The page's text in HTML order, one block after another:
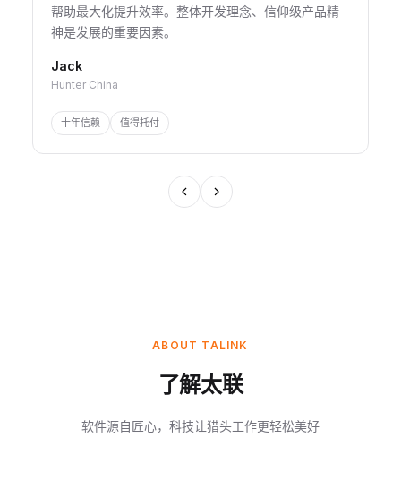
帮助最大化提升效率。整体开发理念、信仰级产品精
神是发展的重要因素。
Jack
Hunter China
十年信赖 值得托付
ABOUT TALINK
了解太联
软件源自匠心，科技让猎头工作更轻松美好